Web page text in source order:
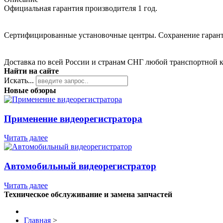
Официальная гарантия производителя 1 год.
Сертифицированные установочные центры. Сохранение
Доставка по всей России и странам СНГ любой транспортной
Найти на сайте
Искать...
Новые обзоры
Применение видеорегистратора
Читать далее
Автомобильный видеорегистратор
Читать далее
Техническое обслуживание и замена запчастей
Главная >